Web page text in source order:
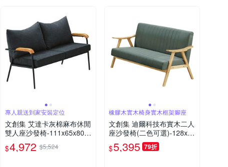
專人親送到家安裝定位
文創集 艾達卡灰棉麻布休閒
雙人座沙發椅-111x65x80-c
m免組
$4,972 $5,524
橡膠木實木椅身實木框架腳座
文創集 迪爾科技布實木二人
座沙發椅(二色可選)-128x73
x87cm免組
$5,395 79折